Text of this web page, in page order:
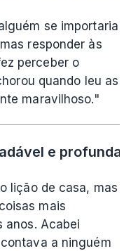
se importaria
responder às
perceber o
quando leu as
maravilhoso."
e
lição de casa, mas
mais
anos. Acabei
a ninguém